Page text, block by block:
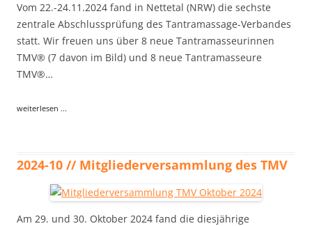
Vom 22.-24.11.2024 fand in Nettetal (NRW) die sechste
zentrale Abschlussprüfung des Tantramassage-Verbandes
statt. Wir freuen uns über 8 neue Tantramasseurinnen
TMV® (7 davon im Bild) und 8 neue Tantramasseure
TMV®…
weiterlesen ...
2024-10 // Mitgliederversammlung des TMV
Am 29. und 30. Oktober 2024 fand die diesjährige